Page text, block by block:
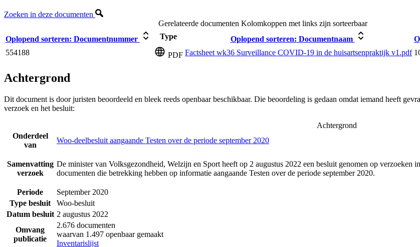
Zoeken in deze documenten
Gerelateerde documenten Kolomkoppen met links zijn sorteerbaar
Oplopend sorteren: Documentnummer Type Oplopend sorteren: Documentnaam
554188
PDF Factsheet wk36 Surveillance COVID-19 in de huisartsenpraktijk v1.pdf
Achtergrond
Dit document is door juristen beoordeeld en bleek reeds openbaar beschikbaar. Die beoordeling is gedaan omdat iemand heeft
verzoek en het besluit:
Achtergrond
Onderdeel
van
Woo-deelbesluit aangaande Testen over de periode september 2020
Samenvatting
verzoek
De minister van Volksgezondheid, Welzijn en Sport heeft op 2 augustus 2022 een besluit genomen op verzoeken
documenten die betrekking hebben op informatie aangaande Testen over de periode september 2020.
Periode
September 2020
Type besluit
Woo-besluit
Datum besluit 2 augustus 2022
Omvang
publicatie
2.676 documenten
waarvan 1.497 openbaar gemaakt
Inventarislijst